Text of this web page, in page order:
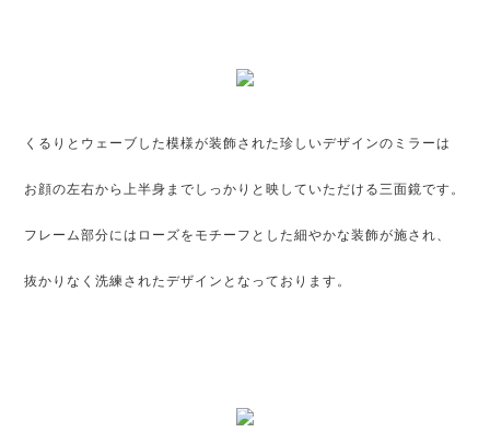
くるりとウェーブした模様が装飾された珍しいデザインのミラーは
お顔の左右から上半身までしっかりと映していただける三面鏡です。
フレーム部分にはローズをモチーフとした細やかな装飾が施され、
抜かりなく洗練されたデザインとなっております。